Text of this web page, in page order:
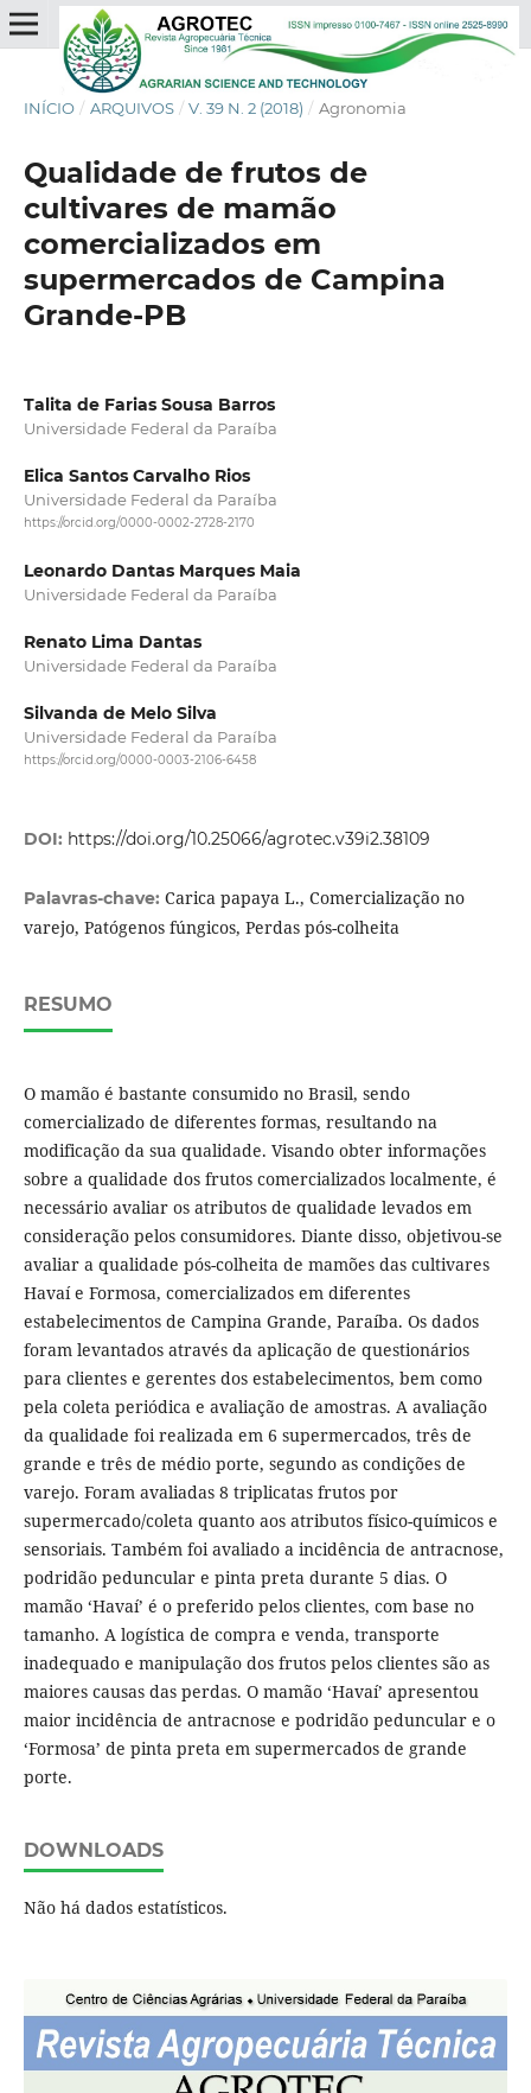
INÍCIO / ARQUIVOS / V. 39 N. 2 (2018) / Agronomia
Qualidade de frutos de
cultivares de mamão
comercializados em
supermercados de Campina
Grande-PB
Talita de Farias Sousa Barros
Universidade Federal da Paraíba
Elica Santos Carvalho Rios
Universidade Federal da Paraíba
https://orcid.org/0000-0002-2728-2170
Leonardo Dantas Marques Maia
Universidade Federal da Paraíba
Renato Lima Dantas
Universidade Federal da Paraíba
Silvanda de Melo Silva
Universidade Federal da Paraíba
https://orcid.org/0000-0003-2106-6458
DOI: https://doi.org/10.25066/agrotec.v39i2.38109
Palavras-chave: Carica papaya L., Comercialização no
varejo, Patógenos fúngicos, Perdas pós-colheita
RESUMO
O mamão é bastante consumido no Brasil, sendo
comercializado de diferentes formas, resultando na
modificação da sua qualidade. Visando obter informações
sobre a qualidade dos frutos comercializados localmente, é
necessário avaliar os atributos de qualidade levados em
consideração pelos consumidores. Diante disso, objetivou-se
avaliar a qualidade pós-colheita de mamões das cultivares
Havaí e Formosa, comercializados em diferentes
estabelecimentos de Campina Grande, Paraíba. Os dados
foram levantados através da aplicação de questionários
para clientes e gerentes dos estabelecimentos, bem como
pela coleta periódica e avaliação de amostras. A avaliação
da qualidade foi realizada em 6 supermercados, três de
grande e três de médio porte, segundo as condições de
varejo. Foram avaliadas 8 triplicatas frutos por
supermercado/coleta quanto aos atributos físico-químicos e
sensoriais. Também foi avaliado a incidência de antracnose,
podridão peduncular e pinta preta durante 5 dias. O
mamão ‘Havaí’ é o preferido pelos clientes, com base no
tamanho. A logística de compra e venda, transporte
inadequado e manipulação dos frutos pelos clientes são as
maiores causas das perdas. O mamão ‘Havaí’ apresentou
maior incidência de antracnose e podridão peduncular e o
‘Formosa’ de pinta preta em supermercados de grande
porte.
DOWNLOADS
Não há dados estatísticos.